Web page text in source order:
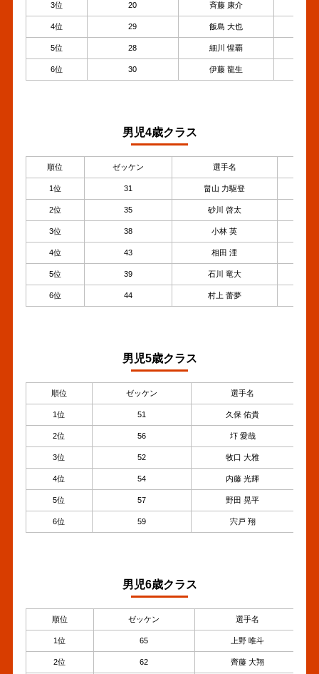
3位 20 斉藤 康介
4位 29 飯島 大也
5位 28 細川 惺覇
6位 30 伊藤 龍生
男児4歳クラス
順位 ゼッケン 選手名
1位 31 畠山 力駆登
2位 35 砂川 啓太
3位 38 小林 英
4位 43 相田 浬
5位 39 石川 竜大
6位 44 村上 蕾夢
男児5歳クラス
順位 ゼッケン 選手名
1位 51 久保 佑貴
2位 56 圷 愛哉
3位 52 牧口 大雅
4位 54 内藤 光輝
5位 57 野田 晃平
6位 59 宍戸 翔
男児6歳クラス
順位 ゼッケン 選手名
1位 65 上野 唯斗
2位 62 齊藤 大翔